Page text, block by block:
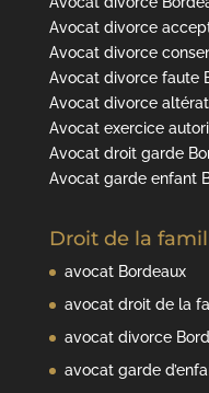
Avocat divorce
Avocat divorce
Avocat divorce faute
Avocat divorce
Avocat exercice
Avocat droit garde
Avocat garde enfant
Droit de la
avocat Bordeaux
avocat droit de la
avocat divorce
avocat garde